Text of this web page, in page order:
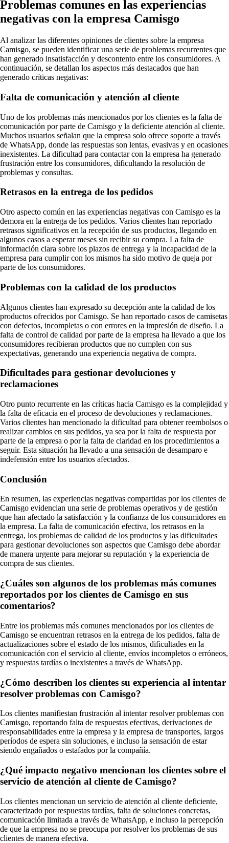
Problemas comunes en las experiencias
negativas con la empresa Camisgo
Al analizar las diferentes opiniones de clientes sobre la empresa
Camisgo, se pueden identificar una serie de problemas recurrentes que
han generado insatisfacción y descontento entre los consumidores. A
continuación, se detallan los aspectos más destacados que han
generado críticas negativas:
Falta de comunicación y atención al cliente
Uno de los problemas más mencionados por los clientes es la falta de
comunicación por parte de Camisgo y la deficiente atención al cliente.
Muchos usuarios señalan que la empresa solo ofrece soporte a través
de WhatsApp, donde las respuestas son lentas, evasivas y en ocasiones
inexistentes. La dificultad para contactar con la empresa ha generado
frustración entre los consumidores, dificultando la resolución de
problemas y consultas.
Retrasos en la entrega de los pedidos
Otro aspecto común en las experiencias negativas con Camisgo es la
demora en la entrega de los pedidos. Varios clientes han reportado
retrasos significativos en la recepción de sus productos, llegando en
algunos casos a esperar meses sin recibir su compra. La falta de
información clara sobre los plazos de entrega y la incapacidad de la
empresa para cumplir con los mismos ha sido motivo de queja por
parte de los consumidores.
Problemas con la calidad de los productos
Algunos clientes han expresado su decepción ante la calidad de los
productos ofrecidos por Camisgo. Se han reportado casos de camisetas
con defectos, incompletas o con errores en la impresión de diseño. La
falta de control de calidad por parte de la empresa ha llevado a que los
consumidores recibieran productos que no cumplen con sus
expectativas, generando una experiencia negativa de compra.
Dificultades para gestionar devoluciones y
reclamaciones
Otro punto recurrente en las críticas hacia Camisgo es la complejidad y
la falta de eficacia en el proceso de devoluciones y reclamaciones.
Varios clientes han mencionado la dificultad para obtener reembolsos o
realizar cambios en sus pedidos, ya sea por la falta de respuesta por
parte de la empresa o por la falta de claridad en los procedimientos a
seguir. Esta situación ha llevado a una sensación de desamparo e
indefensión entre los usuarios afectados.
Conclusión
En resumen, las experiencias negativas compartidas por los clientes de
Camisgo evidencian una serie de problemas operativos y de gestión
que han afectado la satisfacción y la confianza de los consumidores en
la empresa. La falta de comunicación efectiva, los retrasos en la
entrega, los problemas de calidad de los productos y las dificultades
para gestionar devoluciones son aspectos que Camisgo debe abordar
de manera urgente para mejorar su reputación y la experiencia de
compra de sus clientes.
¿Cuáles son algunos de los problemas más comunes
reportados por los clientes de Camisgo en sus
comentarios?
Entre los problemas más comunes mencionados por los clientes de
Camisgo se encuentran retrasos en la entrega de los pedidos, falta de
actualizaciones sobre el estado de los mismos, dificultades en la
comunicación con el servicio al cliente, envíos incompletos o erróneos,
y respuestas tardías o inexistentes a través de WhatsApp.
¿Cómo describen los clientes su experiencia al intentar
resolver problemas con Camisgo?
Los clientes manifiestan frustración al intentar resolver problemas con
Camisgo, reportando falta de respuestas efectivas, derivaciones de
responsabilidades entre la empresa y la empresa de transportes, largos
períodos de espera sin soluciones, e incluso la sensación de estar
siendo engañados o estafados por la compañía.
¿Qué impacto negativo mencionan los clientes sobre el
servicio de atención al cliente de Camisgo?
Los clientes mencionan un servicio de atención al cliente deficiente,
caracterizado por respuestas tardías, falta de soluciones concretas,
comunicación limitada a través de WhatsApp, e incluso la percepción
de que la empresa no se preocupa por resolver los problemas de sus
clientes de manera efectiva.